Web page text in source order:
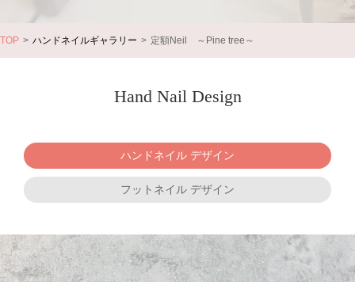
TOP ハンドネイルギャラリー 定額Neil ～Pine tree～
Hand Nail Design
ハンドネイル デザイン
フットネイル デザイン